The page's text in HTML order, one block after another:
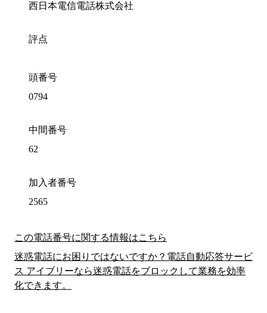
西日本電信電話株式会社
評点
頭番号
0794
中間番号
62
加入者番号
2565
この電話番号に関する情報はこちら
迷惑電話にお困りではないですか？電話自動応答サービ
ス アイブリーなら迷惑電話をブロックして業務を効率
化できます。